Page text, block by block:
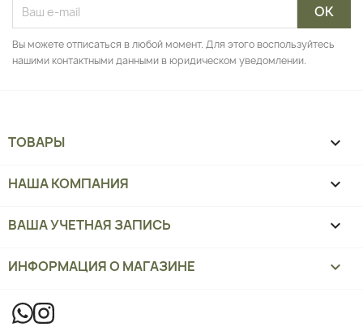
Вы можете отписаться в любой момент. Для этого воспользуйтесь
нашими контактными данными в юридическом уведомлении.
ТОВАРЫ 
НАША КОМПАНИЯ 
ВАША УЧЕТНАЯ ЗАПИСЬ 
ИНФОРМАЦИЯ О МАГАЗИНЕ keyboard_arrow_down